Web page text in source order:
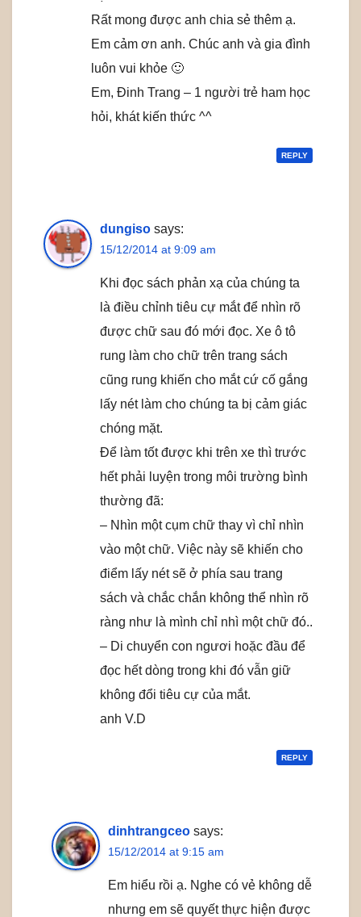
Rất mong được anh chia sẻ thêm ạ.
Em cảm ơn anh. Chúc anh và gia đình
luôn vui khỏe 🙂
Em, Đinh Trang – 1 người trẻ ham học
hỏi, khát kiến thức ^^
REPLY
dungiso says:
15/12/2014 at 9:09 am
Khi đọc sách phản xạ của chúng ta
là điều chỉnh tiêu cự mắt để nhìn rõ
được chữ sau đó mới đọc. Xe ô tô
rung làm cho chữ trên trang sách
cũng rung khiến cho mắt cứ cố gắng
lấy nét làm cho chúng ta bị cảm giác
chóng mặt.
Để làm tốt được khi trên xe thì trước
hết phải luyện trong môi trường bình
thường đã:
– Nhìn một cụm chữ thay vì chỉ nhìn
vào một chữ. Việc này sẽ khiến cho
điểm lấy nét sẽ ở phía sau trang
sách và chắc chắn không thể nhìn rõ
ràng như là mình chỉ nhì một chữ đó..
– Di chuyển con ngươi hoặc đầu để
đọc hết dòng trong khi đó vẫn giữ
không đổi tiêu cự của mắt.
anh V.D
REPLY
dinhtrangceo says:
15/12/2014 at 9:15 am
Em hiểu rồi ạ. Nghe có vẻ không dễ
nhưng em sẽ quyết thực hiện được